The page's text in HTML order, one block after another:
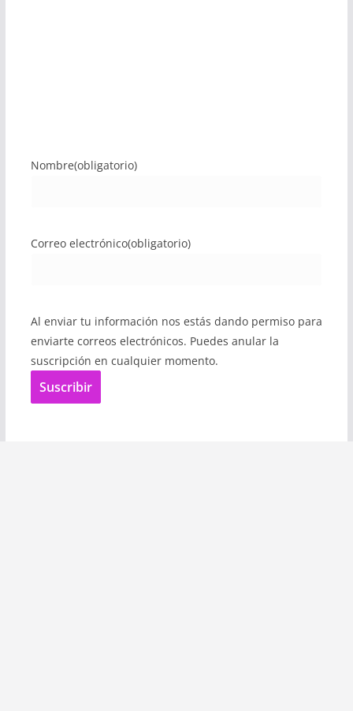
Nombre(obligatorio)
Correo electrónico(obligatorio)
Al enviar tu información nos estás dando permiso para
enviarte correos electrónicos. Puedes anular la
suscripción en cualquier momento.
Suscribir